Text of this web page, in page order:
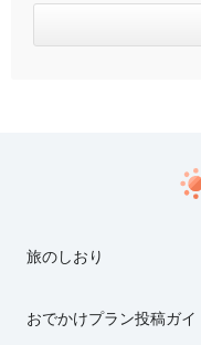
旅のしおり
おでかけプラン投稿ガイ